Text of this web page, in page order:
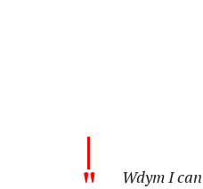
Wdym I